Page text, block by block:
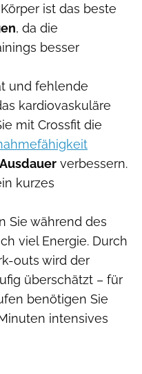
ist das beste
, da die
besser
und fehlende
kardiovaskuläre
mit Crossfit die
Ausdauer verbessern.
kurzes
Sie während des
viel Energie. Durch
outs wird der
überschätzt – für
benötigen Sie
intensives